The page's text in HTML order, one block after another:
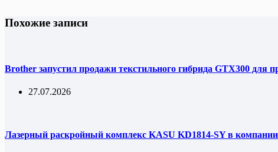
Похожие записи
Brother запустил продажи текстильного гибрида GTX300 для
27.07.2026
Лазерный раскройный комплекс KASU KD1814-SY в